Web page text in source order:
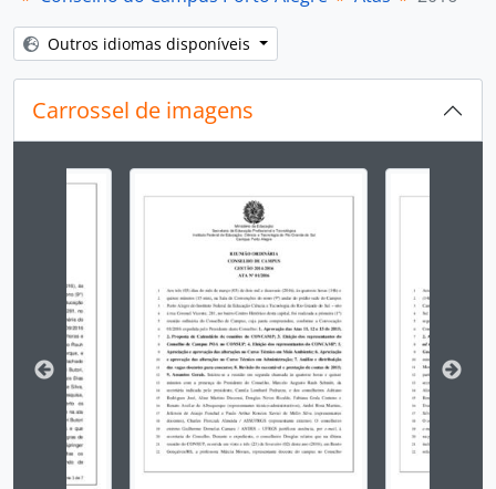
Outros idiomas disponíveis
Carrossel de imagens
Ao alterar o slide atual deste carrossel, o título da